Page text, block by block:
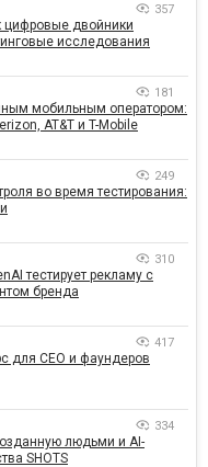
357
цифровые двойники
исследования
181
мобильным оператором:
AT&T и T-Mobile
249
во время тестирования:
310
тестирует рекламу с
бренда
417
для CEO и фаундеров
334
людьми и AI-
SHOTS